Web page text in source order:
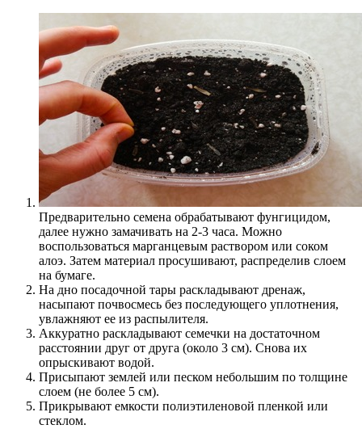
Предварительно семена обрабатывают фунгицидом,
далее нужно замачивать на 2-3 часа. Можно
воспользоваться марганцевым раствором или соком
алоэ. Затем материал просушивают, распределив слоем
на бумаге.
На дно посадочной тары раскладывают дренаж,
насыпают почвосмесь без последующего уплотнения,
увлажняют ее из распылителя.
Аккуратно раскладывают семечки на достаточном
расстоянии друг от друга (около 3 см). Снова их
опрыскивают водой.
Присыпают землей или песком небольшим по толщине
слоем (не более 5 см).
Прикрывают емкости полиэтиленовой пленкой или
стеклом.